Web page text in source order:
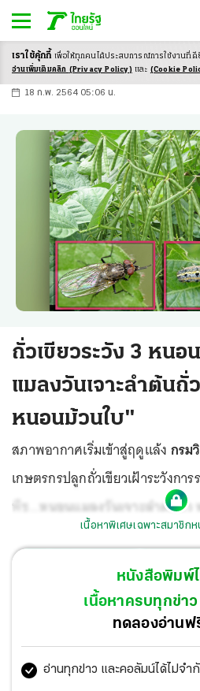
-ก ก ก+
18 ก.พ. 2564 05:06 น.
ถั่วเขียวระวัง 3 หน
แมลงวันเจาะลำต้น
หนอนม้วนใบ"
สภาพอากาศเริ่มเข้าสู่ฤดูแล้ง กรม
เกษตรกรปลูกถั่วเขียวเฝ้าระวังกา
พืช... หนอนแมลงวันเจาะลำต้นถั่ว
เนื้อหาพิเศษเฉพาะสมาชิก
หนังสือพิมพ์
เนื้อหาครบทุกข่า
ทดลองอ่านฟ
อ่านทุกข่าว และคอลัมน์ได้ไม่จำ
เราใช้คุ้กกี้ เพื่อให้ทุกคนได้ประสบการณ์การใช้งานที่ดี
อ่านเพิ่มเติมคลิก (Privacy Policy) และ (Cookie